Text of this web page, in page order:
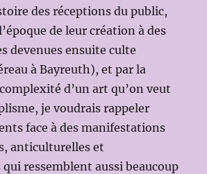
des réceptions du public,
de leur création à des
devenues ensuite culte
à Bayreuth), et par la
d’un art qu’on veut
je voudrais rappeler
face à des manifestations
anticulturelles et
ressemblent aussi beaucoup